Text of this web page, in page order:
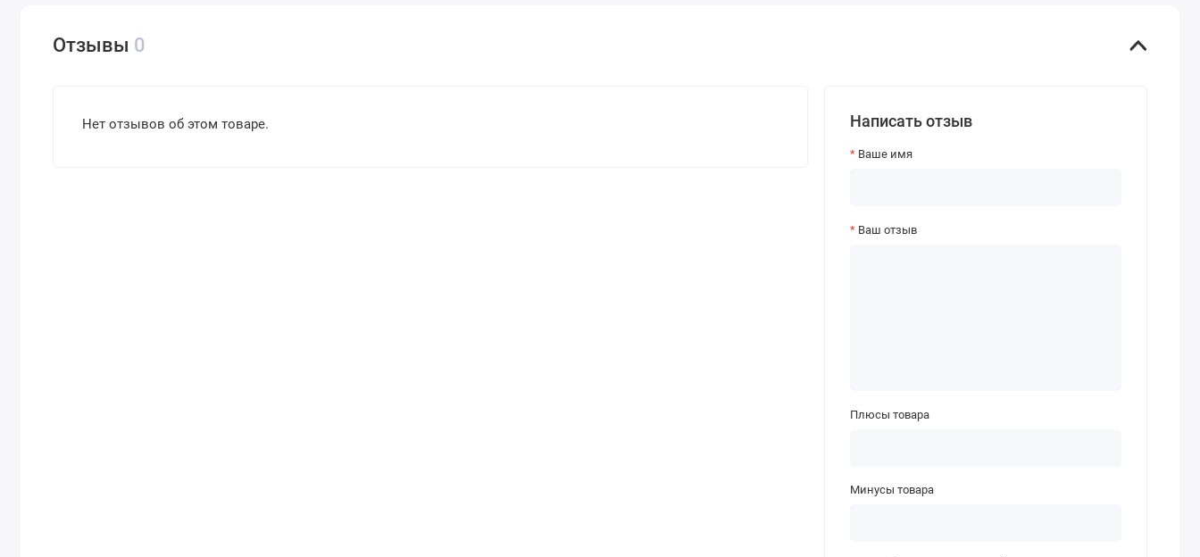
Отзывы 0
Нет отзывов об этом товаре. Написать отзыв
Ваше имя
Ваш отзыв
Плюсы товара
Минусы товара